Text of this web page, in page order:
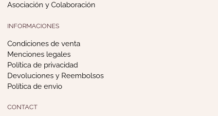
Asociación y Colaboración
INFORMACIONES
Condiciones de venta
Menciones legales
Política de privacidad
Devoluciones y Reembolsos
Política de envìo
CONTACT